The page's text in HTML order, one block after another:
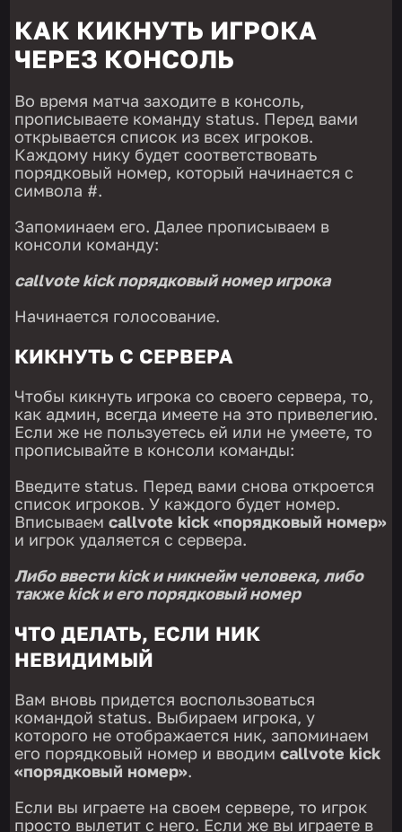
КАК КИКНУТЬ ИГРОКА
ЧЕРЕЗ КОНСОЛЬ
Во время матча заходите в консоль,
прописываете команду status. Перед вами
открывается список из всех игроков.
Каждому нику будет соответствовать
порядковый номер, который начинается с
символа #.
Запоминаем его. Далее прописываем в
консоли команду:
callvote kick порядковый номер игрока
Начинается голосование.
КИКНУТЬ С СЕРВЕРА
Чтобы кикнуть игрока со своего сервера, то,
как админ, всегда имеете на это привелегию.
Если же не пользуетесь ей или не умеете, то
прописывайте в консоли команды:
Введите status. Перед вами снова откроется
список игроков. У каждого будет номер.
Вписываемcallvote kick «порядковый номер»
и игрок удаляется с сервера.
Либо ввестиkickи никнейм человека, либо
такжеkickи его порядковый номер
ЧТО ДЕЛАТЬ, ЕСЛИ НИК
НЕВИДИМЫЙ
Вам вновь придется воспользоваться
командой status. Выбираем игрока, у
которого не отображается ник, запоминаем
его порядковый номер и вводимcallvote kick
«порядковый номер».
Если вы играете на своем сервере, то игрок
просто вылетит с него. Если же вы играете в